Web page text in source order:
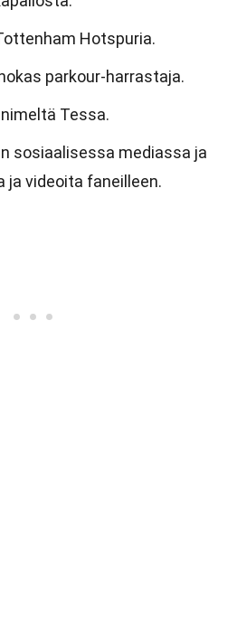
Hotspuria.
parkour-harrastaja.
Tessa.
sosiaalisessa mediassa ja
ja videoita faneilleen.